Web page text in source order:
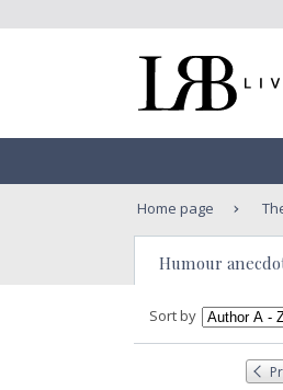
Home page
Humour
Sort by